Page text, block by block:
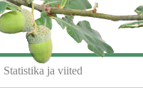
Statistika ja viited